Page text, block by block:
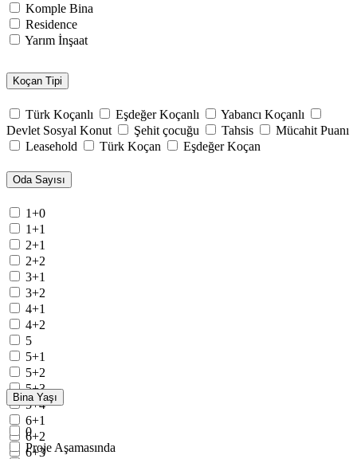
Komple Bina
Residence
Yarım İnşaat
Koçan Tipi
Türk Koçanlı Eşdeğer Koçanlı
Yabancı Koçanlı
Devlet Sosyal Konut
Şehit çocuğu Tahsis
Mücahit Puanı
Leasehold
Türk Koçan Eşdeğer Koçan
Oda Sayısı
1+0
1+1
2+1
2+2
3+1
3+2
4+1
4+2
5
5+1
5+2
5+3
5+4
6+1
6+2
6+3
Bina Yaşı
0
Proje Aşamasında